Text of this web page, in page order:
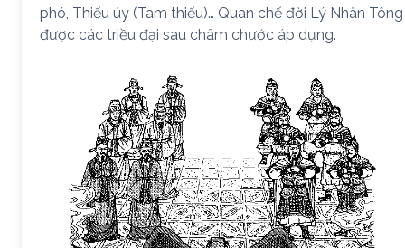
phó, Thiếu úy (Tam thiếu)… Quan chế đời Lý Nhân Tông
được các triều đại sau châm chước áp dụng.